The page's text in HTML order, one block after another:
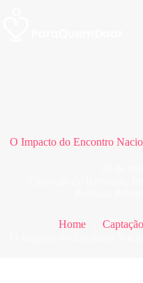
O Impacto do Encontro
Home